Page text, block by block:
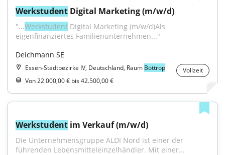
Werkstudent Digital Marketing (m/w/d)
"...Werkstudent Digital Marketing (m/w/d)Als
eigenfinanziertes Familienunternehmen..."
Deichmann SE
Essen-Stadtbezirke IV, Deutschland, Raum Bottrop
Vollzeit
Von 22.000,00 € bis 42.500,00 €
Werkstudent im Verkauf (m/w/d)
Die Unternehmensgruppe ALDI Nord ist einer der
führenden Lebensmitteleinzelhändler. Mit einer...